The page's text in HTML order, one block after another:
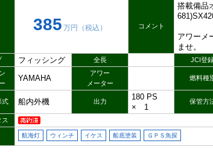
385 万円（税込） コメント
搭載備品
アワーメ
ませ。
フィッシング 全長 JCI登
YAMAHA
アワー
メーター
燃料種
式 船内外機 出力
180 PS
× 1
保管方
航海灯 ウィンチ イケス 船底塗装 ＧＰＳ魚探